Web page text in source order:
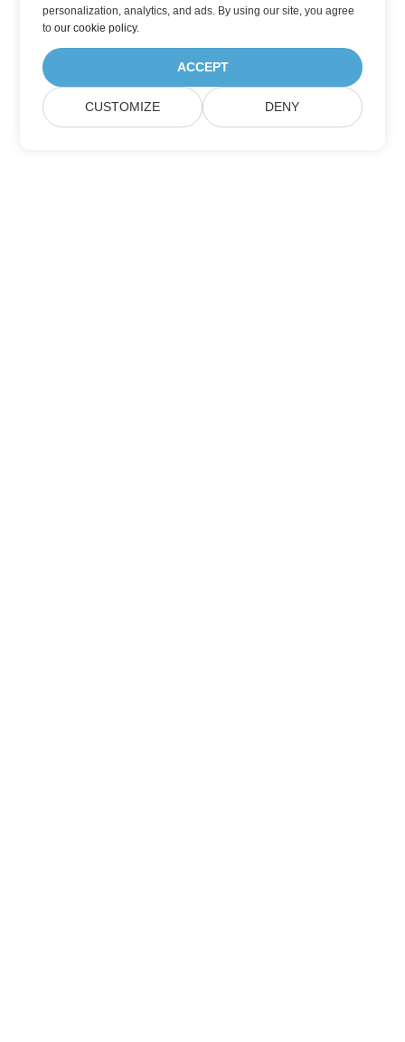
personalization, analytics, and ads. By using our site, you agree
toour cookie policy.
ACCEPT
CUSTOMIZE DENY